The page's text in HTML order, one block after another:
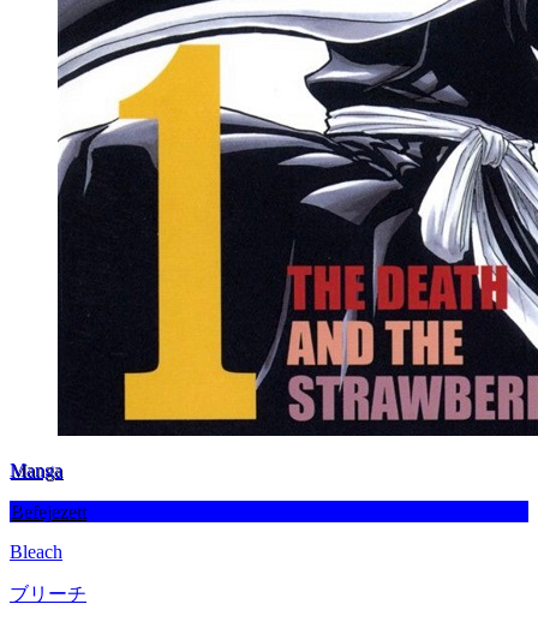
Manga
Befejezett
Bleach
ブリーチ